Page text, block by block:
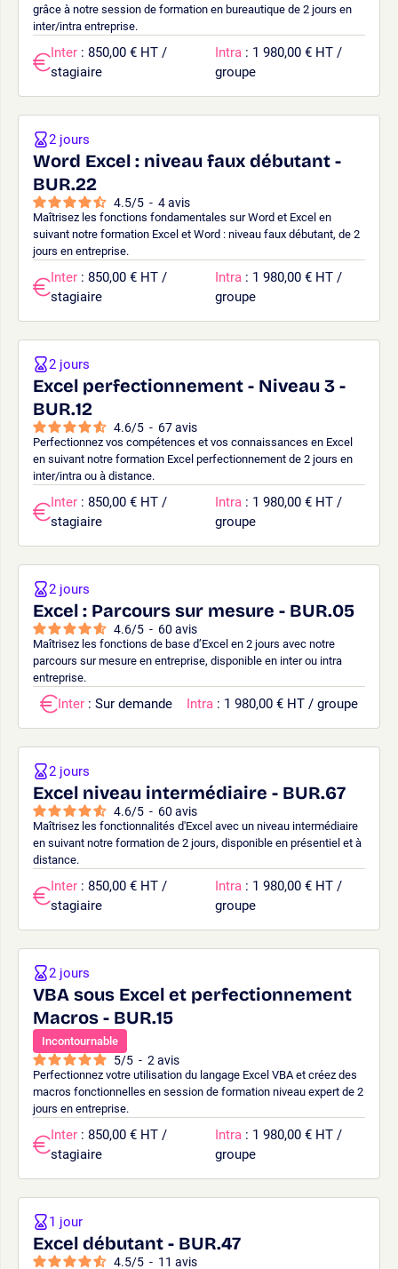
grâce à notre session de formation en bureautique de 2 jours en
inter/intra entreprise.
Inter : 850,00 € HT /
stagiaire
Intra : 1 980,00 € HT /
groupe
Word Excel : niveau faux débutant -
BUR.22
4.5/5 - 4avis
Maîtrisez les fonctions fondamentales sur Word et Excel en
suivant notre formation Excel et Word : niveau faux débutant, de 2
jours en entreprise.
2 jours
Inter : 850,00 € HT /
stagiaire
Intra : 1 980,00 € HT /
groupe
Excel perfectionnement - Niveau 3 -
BUR.12
4.6/5 - 67avis
Perfectionnez vos compétences et vos connaissances en Excel
en suivant notre formation Excel perfectionnement de 2 jours en
inter/intra ou à distance.
2 jours
Inter : 850,00 € HT /
stagiaire
Intra : 1 980,00 € HT /
groupe
Excel : Parcours sur mesure - BUR.05
4.6/5 - 60 avis
Maîtrisez les fonctions de base d’Excel en 2 jours avec notre
parcours sur mesure en entreprise, disponible en inter ou intra
entreprise.
2 jours
Inter : Sur demande Intra : 1 980,00 € HT / groupe
Excel niveau intermédiaire - BUR.67
4.6/5 - 60 avis
Maîtrisez les fonctionnalités d'Excel avec un niveau intermédiaire
en suivant notre formation de 2 jours, disponible en présentiel et à
distance.
2 jours
Inter : 850,00 € HT /
stagiaire
Intra : 1 980,00 € HT /
groupe
VBA sous Excel et perfectionnement
Macros - BUR.15
Incontournable
5/5 - 2 avis
Perfectionnez votre utilisation du langage Excel VBA et créez des
macros fonctionnelles en session de formation niveau expert de 2
jours en entreprise.
2 jours
Inter : 850,00 € HT /
stagiaire
Intra : 1 980,00 € HT /
groupe
Excel débutant - BUR.47
4.5/5 - 11 avis
1 jour